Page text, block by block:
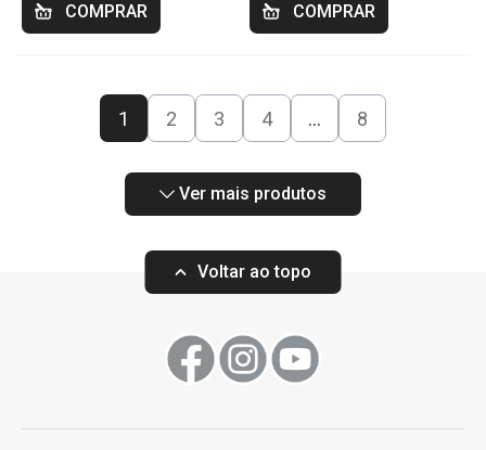
COMPRAR COMPRAR
1 2 3 4 … 8
Ver mais produtos
Voltar ao topo